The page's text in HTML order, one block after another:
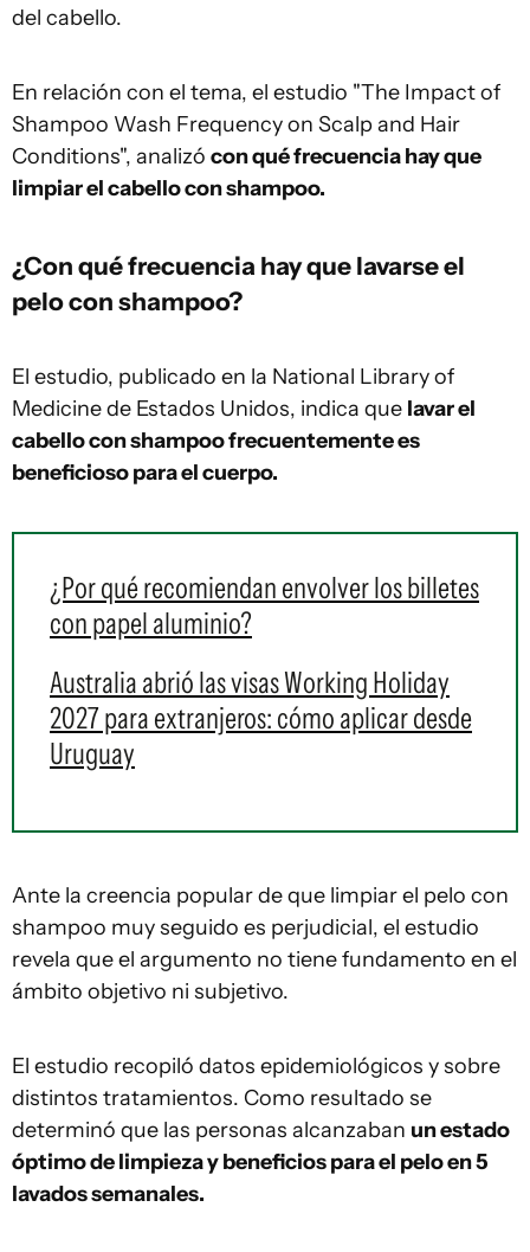
del cabello.
En relación con el tema, el estudio "The Impact of
Shampoo Wash Frequency on Scalp and Hair
Conditions", analizó con qué frecuencia hay que
limpiar el cabello con shampoo.
¿Con qué frecuencia hay que lavarse el
pelo con shampoo?
El estudio, publicado en la National Library of
Medicine de Estados Unidos, indica que lavar el
cabello con shampoo frecuentemente es
beneficioso para el cuerpo.
¿Por qué recomiendan envolver los billetes
con papel aluminio?
Australia abrió las visas Working Holiday
2027 para extranjeros: cómo aplicar desde
Uruguay
Ante la creencia popular de que limpiar el pelo con
shampoo muy seguido es perjudicial, el estudio
revela que el argumento no tiene fundamento en el
ámbito objetivo ni subjetivo.
El estudio recopiló datos epidemiológicos y sobre
distintos tratamientos. Como resultado se
determinó que las personas alcanzaban un estado
óptimo de limpieza y beneficios para el pelo en 5
lavados semanales.